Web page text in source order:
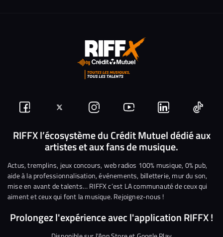
Suivez-
nous
Facebook
Suivez-
nous
sur
Twitter
Nous
rejoindre
sur
Instagram
Nous
rejoindre
sur
YouTube
Nous
rejoindre
sur
Linkedin
Nous
RIFFX l’écosystème du Crédit Mutuel dédié aux
artistes et aux fans de musique.
Actus, tremplins, jeux concours, web radios 100% musique, 0% pub,
aide à la professionnalisation, événements, billetterie, mur du son,
mise en avant de talents… RIFFX c’est LA communauté de ceux qui
aiment et ceux qui font la musique. Rejoignez-nous !
Prolongez l'expérience avec l'application RIFFX !